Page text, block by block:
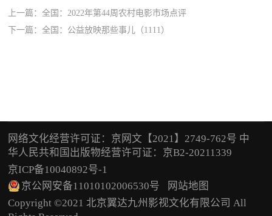
上一篇：全国：2022年第44周农村电影市场点评
下一篇：全国：公益放映那些事儿（1111）
网络文化经营许可证：京网文【2021】2749-762号 中
华人民共和国出版物经营许可证：京B2-20211339
京ICP备10040892号-1
京公网安备11010102006530号
网站地图
Copyright ©2021 北京翼达九州影视文化有限公司 All